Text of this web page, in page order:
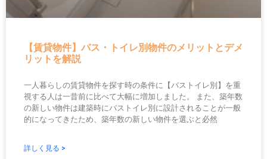
【賃貸物件】バス・トイレ別物件のメリットとデメ
リットを解説
一人暮らしの賃貸物件を探す時の条件に【バストイレ別】を重
視する人は一昔前に比べて大幅に増加しました。 また、築年数
の新しい物件は建築時にバストイレ別に設計されることが一般
的になってきたため、築年数の新しい物件を選ぶと必然
詳しく見る >